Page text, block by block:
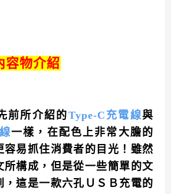
容物介紹
前所介紹的Type-C充電線與
一樣，在配色上非常大膽的
容易抓住消費者的目光！雖然
所構成，但是從一些簡單的文
，這是一款六孔ＵＳＢ 充電的